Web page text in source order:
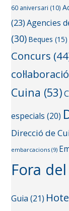
60 aniversari (10)
(23) Agencies
(30) Beques (15)
Concurs
col·laboració
Cuina (53)
especials (20)
Direcció de
embarcacions (9)
Fora
Guia (21)